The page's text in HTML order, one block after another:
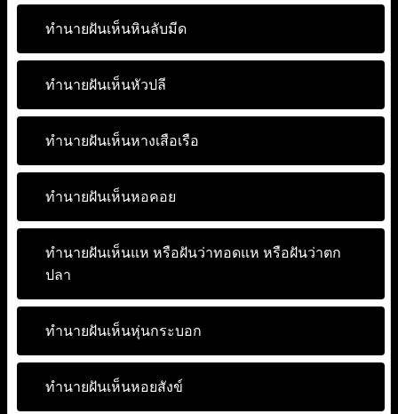
ทำนายฝันเห็นหินลับมีด
ทำนายฝันเห็นหัวปลี
ทำนายฝันเห็นหางเสือเรือ
ทำนายฝันเห็นหอคอย
ทำนายฝันเห็นแห หรือฝันว่าทอดแห หรือฝันว่าตก
ปลา
ทำนายฝันเห็นหุ่นกระบอก
ทำนายฝันเห็นหอยสังข์